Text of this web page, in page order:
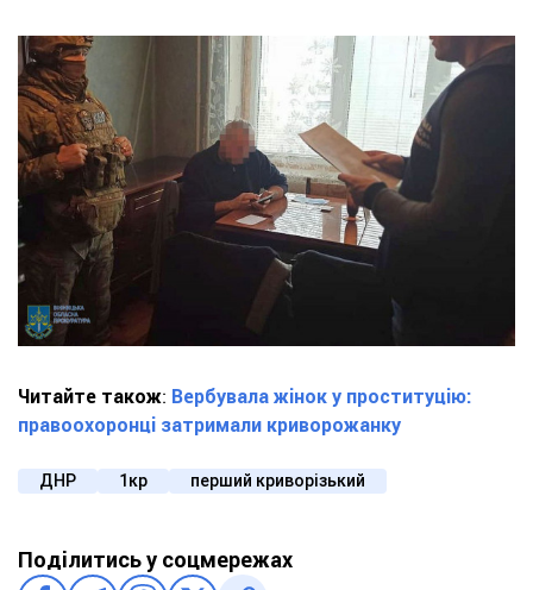
Читайте також: Вербувала жінок у проституцію:
правоохоронці затримали криворожанку
ДНР 1кр перший криворізький
Поділитись у соцмережах